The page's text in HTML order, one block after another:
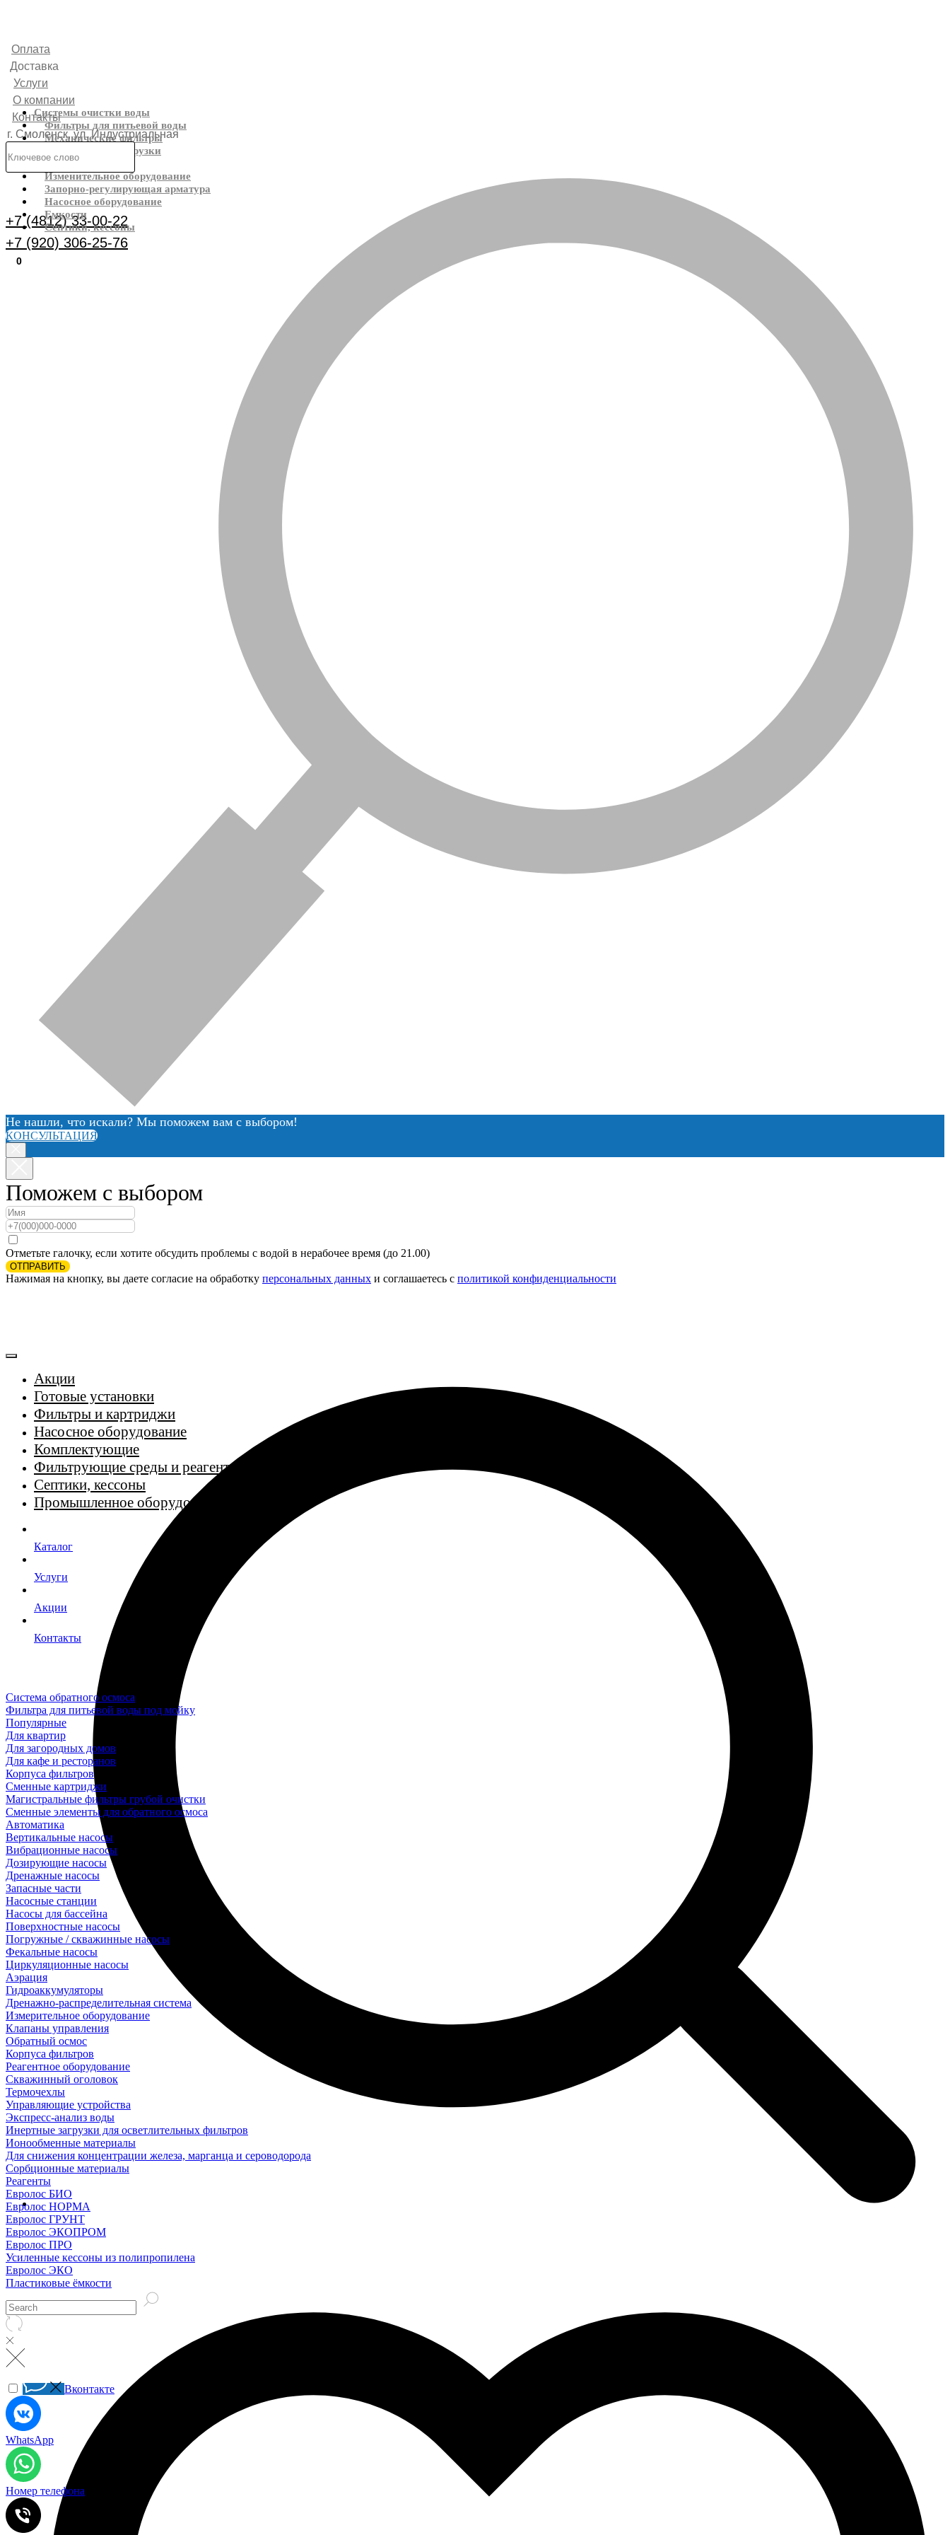
Оплата
Доставка
Услуги
О компании
Контакты
г. Смоленск, ул. Индустриальная
Каталог
+7 (4812) 33-00-22
+7 (920) 306-25-76
0
Системы очистки воды
Фильтры для питьевой воды
Механические фильтры
Фильтрующие загрузки
Реагенты
Изменительное оборудование
Запорно-регулирующая арматура
Насосное оборудование
Емкости
Септики, кессоны
Не нашли, что искали? Мы поможем вам с выбором!
КОНСУЛЬТАЦИЯ
Поможем с выбором
Отметьте галочку, если хотите обсудить проблемы с водой в нерабочее время (до 21.00)
ОТПРАВИТЬ
Нажимая на кнопку, вы даете согласие на обработку персональных данных и соглашаетесь c политикой конфиденциальности
Акции
Готовые установки
Фильтры и картриджи
Насосное оборудование
Комплектующие
Фильтрующие среды и реагенты
Септики, кессоны
Промышленное оборудование
Каталог
Услуги
Акции
Контакты
Система обратного осмоса
Фильтра для питьевой воды под мойку
Популярные
Для квартир
Для загородных домов
Для кафе и ресторанов
Корпуса фильтров
Сменные картриджи
Магистральные фильтры грубой очистки
Сменные элементы для обратного осмоса
Автоматика
Вертикальные насосы
Вибрационные насосы
Дозирующие насосы
Дренажные насосы
Запасные части
Насосные станции
Насосы для бассейна
Поверхностные насосы
Погружные / скважинные насосы
Фекальные насосы
Циркуляционные насосы
Аэрация
Гидроаккумуляторы
Дренажно-распределительная система
Измерительное оборудование
Клапаны управления
Обратный осмос
Корпуса фильтров
Реагентное оборудование
Скважинный оголовок
Термочехлы
Управляющие устройства
Экспресс-анализ воды
Инертные загрузки для осветлительных фильтров
Ионообменные материалы
Для снижения концентрации железа, марганца и сероводорода
Сорбционные материалы
Реагенты
Евролос БИО
Евролос НОРМА
Евролос ГРУНТ
Евролос ЭКОПРОМ
Евролос ПРО
Усиленные кессоны из полипропилена
Евролос ЭКО
Пластиковые ёмкости
Вконтакте
WhatsApp
Номер телефона